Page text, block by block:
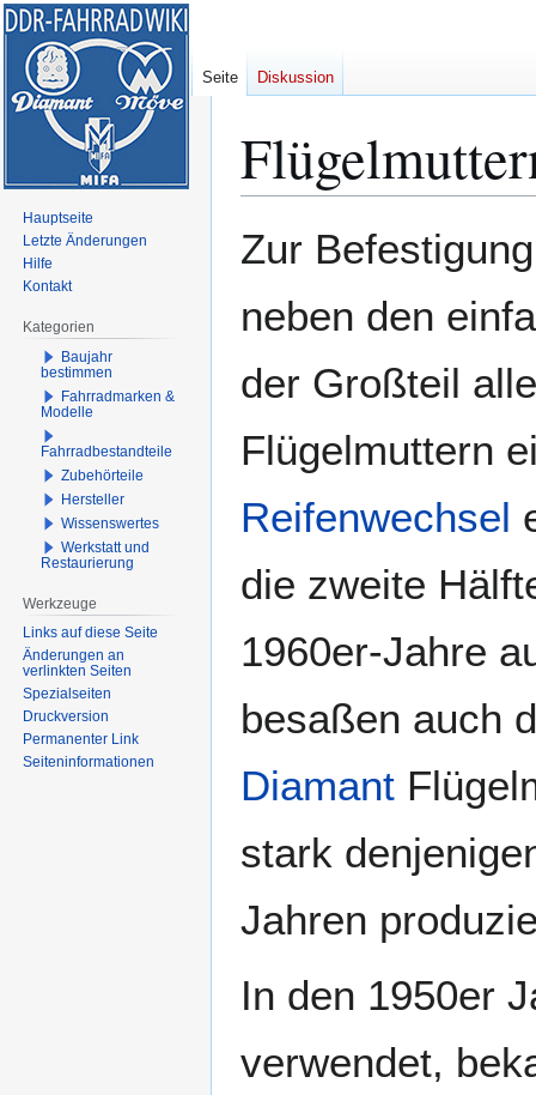
Navigation
Suche
Zur
neben den
der Großteil
Flügelmuttern
Reifenwechsel
die zweite
1960er-Jahre
besaßen auch
Diamant
stark
Jahren
In den 1950er
verwendet,
Seite Diskussion
Hauptseite
Letzte Änderungen
Hilfe
Kontakt
Kategorien
Baujahr
bestimmen
Fahrradmarken &
Modelle
Fahrradbestandteile
Zubehörteile
Hersteller
Wissenswertes
Werkstatt und
Restaurierung
Werkzeuge
Links auf diese Seite
Änderungen an
verlinkten Seiten
Spezialseiten
Druckversion
Permanenter Link
Seiten­­informationen